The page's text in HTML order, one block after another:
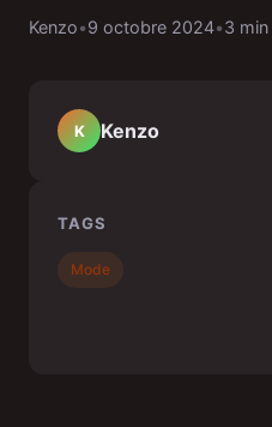
Kenzo•9 octobre 2024•3
K Kenzo
TAGS
Mode